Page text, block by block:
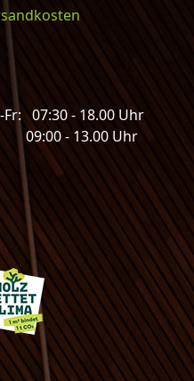
Fr: 07:30 - 18.00 Uhr
09:00 - 13.00 Uhr